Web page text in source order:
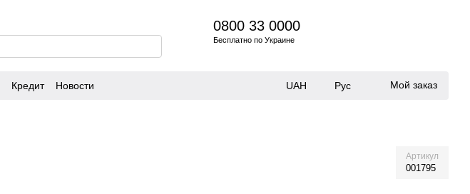
0800 33 0000
Бесплатно по Украине
Кредит Новости UAH Рус Мой заказ
Артикул
001795